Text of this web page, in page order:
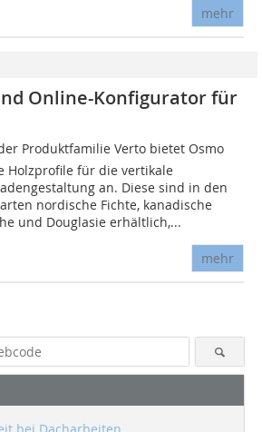
mehr
Online-Konfigurator für
Produktfamilie Verto bietet Osmo
Holzprofile für die vertikale
an. Diese sind in den
nordische Fichte, kanadische
und Douglasie erhältlich,...
mehr